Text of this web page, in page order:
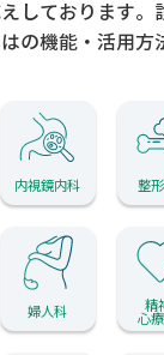
しております。
の機能・活用方
内視鏡内科 整
婦人科 精
心